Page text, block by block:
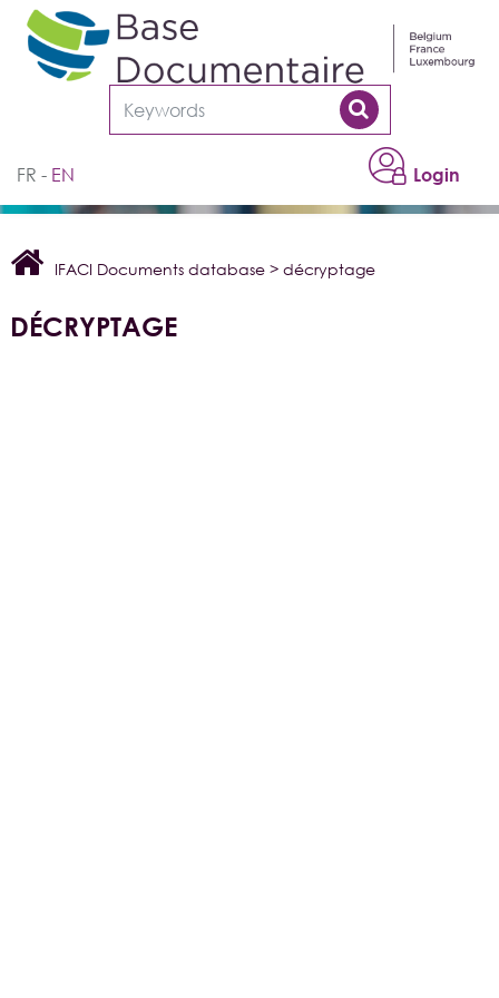
Login
FR EN
IFACI Documents database > décryptage
DÉCRYPTAGE
Cookies management panel